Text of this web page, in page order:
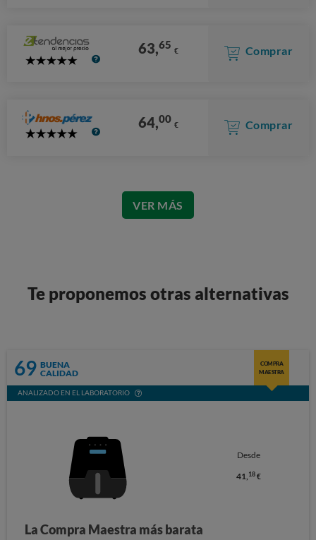
5
63,65 € Comprar
5
64,00 € Comprar
VER MÁS
Te proponemos otras alternativas
69 BUENA
CALIDAD
COMPRA
MAESTRA
ANALIZADO EN EL LABORATORIO
Desde
41,18€
La Compra Maestra más barata